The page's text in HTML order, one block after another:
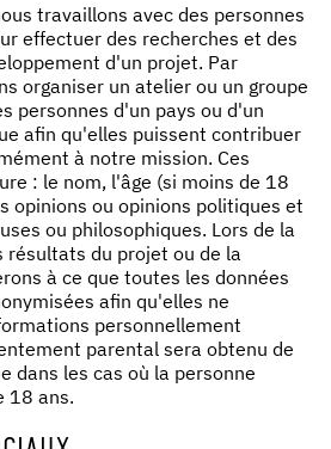
travaillons avec des personnes
effectuer des recherches et des
d'un projet. Par
organiser un atelier ou un groupe
personnes d'un pays ou d'un
afin qu'elles puissent contribuer
à notre mission. Ces
: le nom, l'âge (si moins de 18
opinions ou opinions politiques et
ou philosophiques. Lors de la
résultats du projet ou de la
à ce que toutes les données
afin qu'elles ne
personnellement
parental sera obtenu de
dans les cas où la personne
18 ans.